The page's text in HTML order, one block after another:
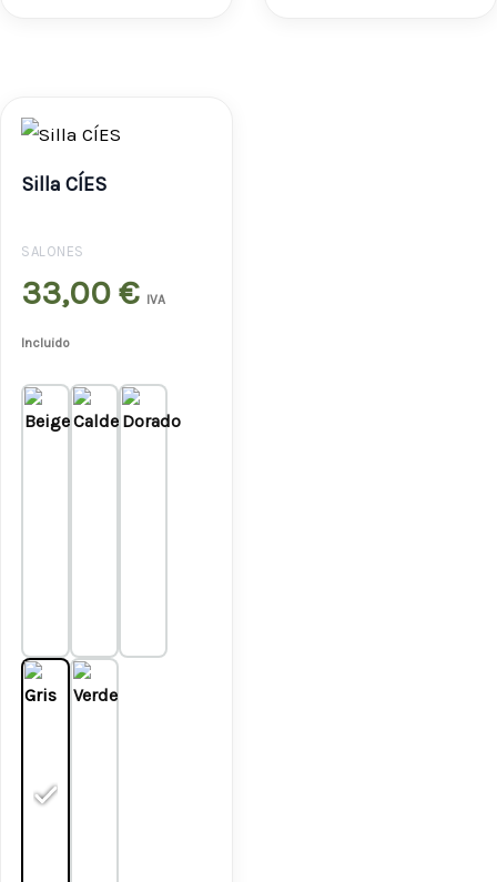
Silla CÍES
SALONES
33,00€ IVA
Incluido